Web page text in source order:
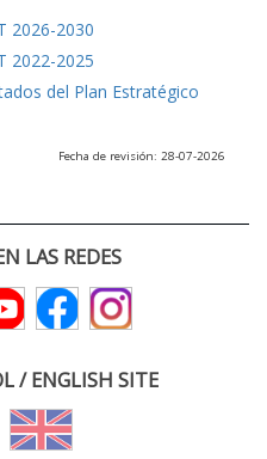
2026-2030
2022-2025
del Plan Estratégico
Fecha de revisión: 28-07-2026
LAS REDES
/ ENGLISH SITE